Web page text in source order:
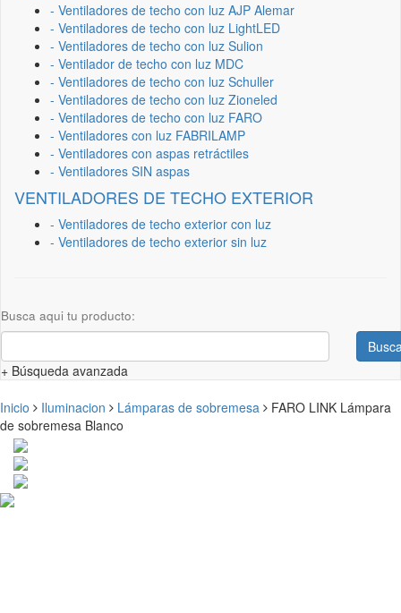
- Ventiladores de techo con luz AJP Alemar
- Ventiladores de techo con luz LightLED
- Ventiladores de techo con luz Sulion
- Ventilador de techo con luz MDC
- Ventiladores de techo con luz Schuller
- Ventiladores de techo con luz Zioneled
- Ventiladores de techo con luz FARO
- Ventiladores con luz FABRILAMP
- Ventiladores con aspas retráctiles
- Ventiladores SIN aspas
VENTILADORES DE TECHO EXTERIOR
- Ventiladores de techo exterior con luz
- Ventiladores de techo exterior sin luz
Busca aqui tu producto:
+ Búsqueda avanzada
Inicio Iluminacion Lámparas de sobremesa
FARO LINK Lámpara
de sobremesa Blanco